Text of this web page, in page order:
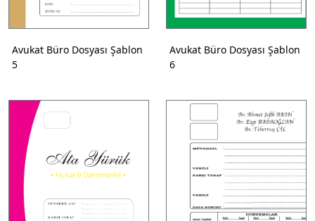
Avukat Büro Dosyası Şablon
5
Avukat Büro Dosyası Şablon
6